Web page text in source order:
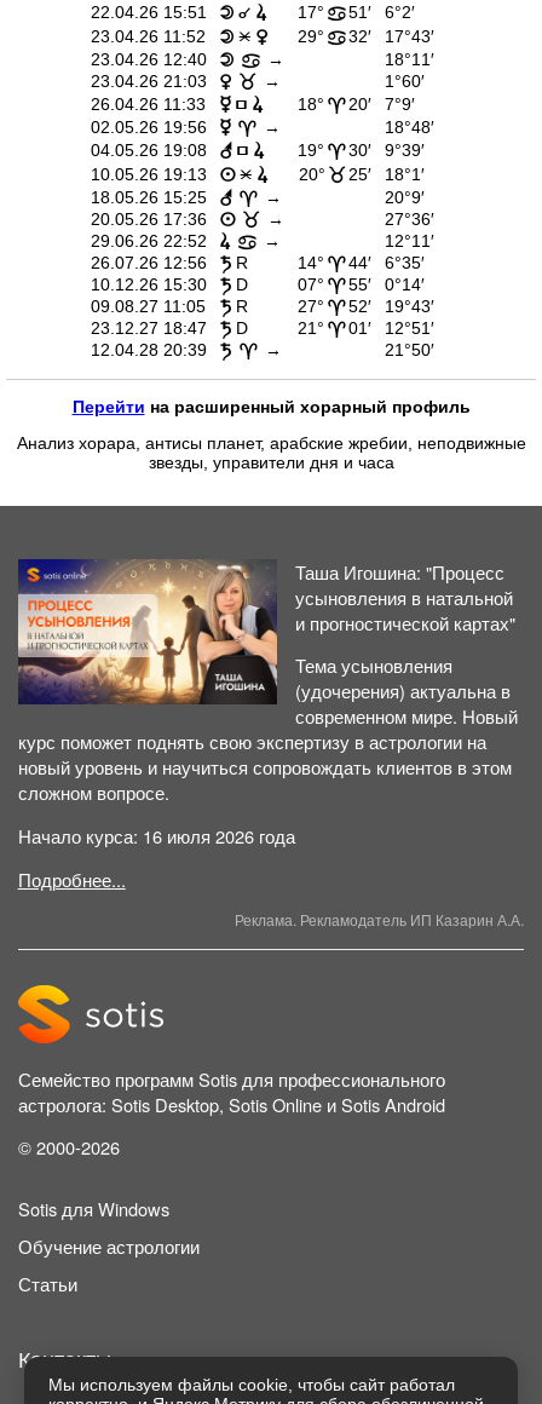
22.04.26 15:51 o É s 17° > 51′
6°2′
23.04.26 11:52
o Ë q 29° > 32′
17°43′
23.04.26 12:40
o > →
18°11′
23.04.26 21:03
q < →
1°60′
26.04.26 11:33
p Í s 18° ; 20′
7°9′
02.05.26 19:56
p ; →
18°48′
04.05.26 19:08
r Í s 19° ; 30′
9°39′
10.05.26 19:13
n Ë s 20° < 25′
18°1′
18.05.26 15:25
r ; →
20°9′
20.05.26 17:36
n < →
27°36′
29.06.26 22:52
s > →
12°11′
26.07.26 12:56
t R 14° ; 44′
6°35′
10.12.26 15:30
t D 07° ; 55′
0°14′
09.08.27 11:05
t R 27° ; 52′
19°43′
23.12.27 18:47
t D 21° ; 01′
12°51′
12.04.28 20:39
t ; → 21°50′
Перейти на расширенный хорарный профиль
Анализ хорара, антисы планет, арабские жребии, неподвижные
звезды, управители дня и часа
Таша Игошина: "Процесс
усыновления в натальной
и прогностической картах"
Тема усыновления
(удочерения) актуальна в
современном мире. Новый
курс поможет поднять свою экспертизу в астрологии на
новый уровень и научиться сопровождать клиентов в этом
сложном вопросе.
Начало курса: 16 июля 2026 года
Подробнее...
Реклама. Рекламодатель ИП Казарин А.А.
Семейство программ Sotis для профессионального
астролога: Sotis Desktop, Sotis Online и Sotis Android
© 2000-2026
Sotis для Windows
Обучение астрологии
Статьи
Контакты
Мы используем файлы cookie, чтобы сайт работал